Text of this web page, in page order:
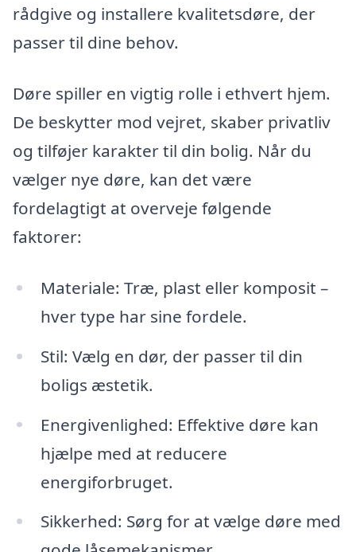
rådgive og installere kvalitetsdøre, der
passer til dine behov.
Døre spiller en vigtig rolle i ethvert hjem.
De beskytter mod vejret, skaber privatliv
og tilføjer karakter til din bolig. Når du
vælger nye døre, kan det være
fordelagtigt at overveje følgende
faktorer:
Materiale: Træ, plast eller komposit –
hver type har sine fordele.
Stil: Vælg en dør, der passer til din
boligs æstetik.
Energivenlighed: Effektive døre kan
hjælpe med at reducere
energiforbruget.
Sikkerhed: Sørg for at vælge døre med